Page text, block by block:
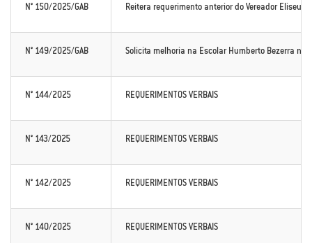
N° 150/2025/GAB Reitera requerimento anterior do Vereador Eliseu
N° 149/2025/GAB Solicita melhoria na Escolar Humberto Bezerra
N° 144/2025 REQUERIMENTOS VERBAIS
N° 143/2025 REQUERIMENTOS VERBAIS
N° 142/2025 REQUERIMENTOS VERBAIS
N° 140/2025 REQUERIMENTOS VERBAIS